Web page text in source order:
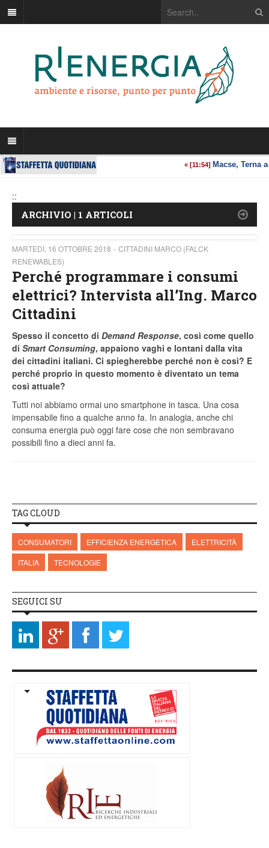
::
ARCHIVIO | 1 ARTICOLI
MARTEDÌ, 16 OTTOBRE 2018
CITTADINI MARCO (FALCK
RENEWABLES)
Perché programmare i consumi
elettrici? Intervista all’Ing. Marco
Cittadini
Spesso il concetto di Demand Response, così come quello
di Smart Consuming, appaiono vaghi e lontani dalla vita
dei cittadini italiani. Ci spiegherebbe perché non è così? E
perché proprio in questo momento è diventato un tema
così attuale?
Tutti noi abbiamo ormai uno smartphone in tasca. Una cosa
impensabile fino a qualche anno fa. In analogia, anche chi
consuma energia può oggi fare cose che non sembravano
possibili fino a dieci anni fa.
TAG CLOUD
CONSUMATORI EFFICIENZA ENERGETICA
ELETTRICITÀ
ITALIA
TECNOLOGIE
SEGUICI SU